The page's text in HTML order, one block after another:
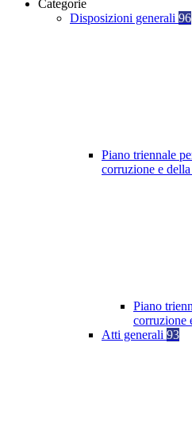
Categorie
Disposizioni generali 96
Piano triennale
corruzione e della
Piano
corruzione
Atti generali 93